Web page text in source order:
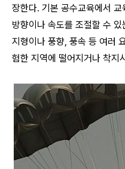
장한다. 기본 공수교육에서
방향이나 속도를 조절할 수
지형이나 풍향, 풍속 등 여러
험한 지역에 떨어지거나 착지